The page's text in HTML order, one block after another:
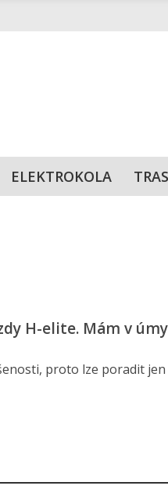
ELEKTROKOLA
H-elite. Mám v
proto lze poradit